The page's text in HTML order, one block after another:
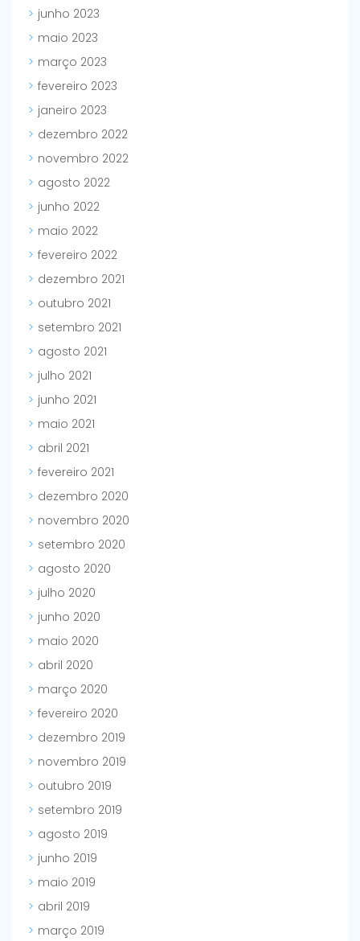
junho 2023
maio 2023
março 2023
fevereiro 2023
janeiro 2023
dezembro 2022
novembro 2022
agosto 2022
junho 2022
maio 2022
fevereiro 2022
dezembro 2021
outubro 2021
setembro 2021
agosto 2021
julho 2021
junho 2021
maio 2021
abril 2021
fevereiro 2021
dezembro 2020
novembro 2020
setembro 2020
agosto 2020
julho 2020
junho 2020
maio 2020
abril 2020
março 2020
fevereiro 2020
dezembro 2019
novembro 2019
outubro 2019
setembro 2019
agosto 2019
junho 2019
maio 2019
abril 2019
março 2019